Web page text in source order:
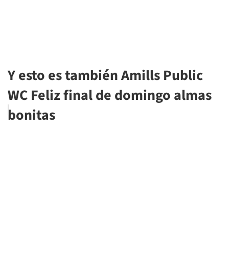
Y esto es también Amills Public
WC Feliz final de domingo almas
bonitas